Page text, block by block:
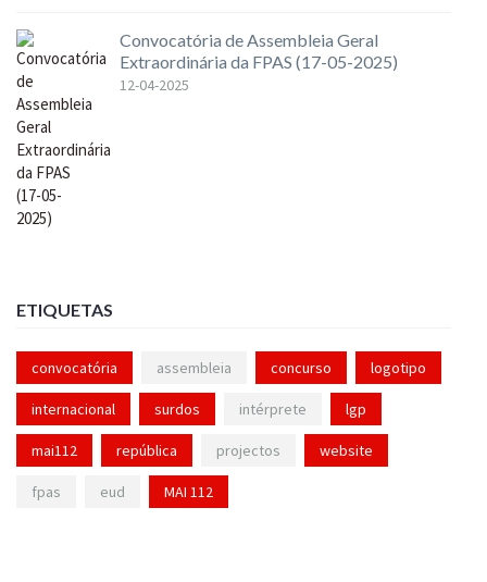
Convocatória de Assembleia Geral
Extraordinária da FPAS (17-05-2025)
12-04-2025
ETIQUETAS
convocatória assembleia concurso logotipo
internacional surdos intérprete lgp
mai112 república projectos website
fpas eud MAI 112